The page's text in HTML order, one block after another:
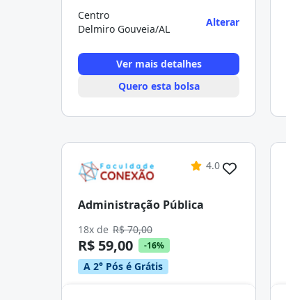
Centro
Delmiro Gouveia/AL
Alterar
Ver mais detalhes
Quero esta bolsa
4.0
Administração Pública
18x de R$ 70,00
R$ 59,00 -16%
A 2° Pós é Grátis